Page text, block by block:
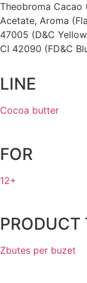
Theobroma Cacao
Acetate, Aroma
47005 (D&C
CI 42090 (FD&C
LINE
Cocoa butter
FOR
12+
PRODUCT
Zbutes per buzet